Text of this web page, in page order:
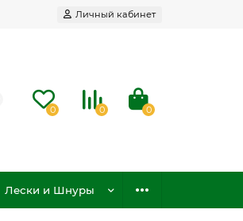
Личный кабинет
0 0 0
Лески и Шнуры